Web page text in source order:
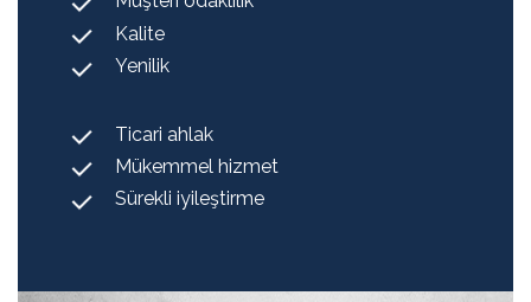
Kalite
Yenilik
Ticari ahlak
Mükemmel hizmet
Sürekli iyileştirme